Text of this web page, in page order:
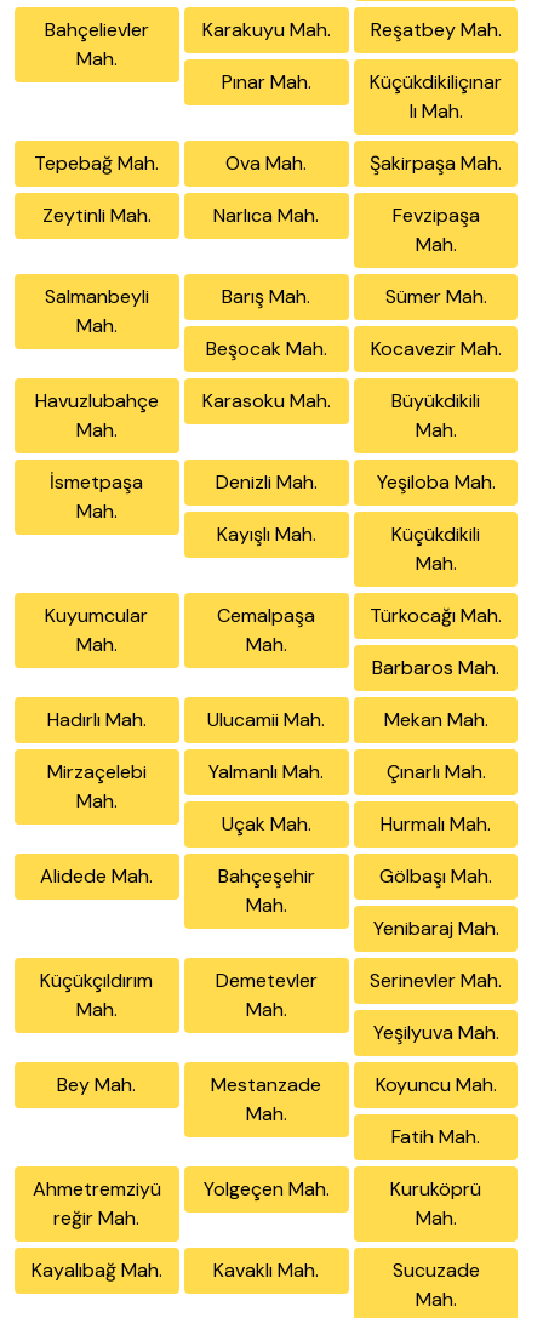
Bahçelievler
Mah.
Karakuyu Mah. Reşatbey Mah.
Pınar Mah.
Küçükdikiliçınar
lı Mah.
Tepebağ Mah. Ova Mah. Şakirpaşa Mah.
Zeytinli Mah. Narlıca Mah.
Fevzipaşa
Mah.
Salmanbeyli
Mah.
Barış Mah. Sümer Mah.
Beşocak Mah. Kocavezir Mah.
Havuzlubahçe
Mah.
Karasoku Mah.
Büyükdikili
Mah.
İsmetpaşa
Mah.
Denizli Mah. Yeşiloba Mah.
Kayışlı Mah.
Küçükdikili
Mah.
Kuyumcular
Mah.
Cemalpaşa
Mah.
Türkocağı Mah.
Barbaros Mah.
Hadırlı Mah. Ulucamii Mah. Mekan Mah.
Mirzaçelebi
Mah.
Yalmanlı Mah. Çınarlı Mah.
Uçak Mah. Hurmalı Mah.
Alidede Mah.
Bahçeşehir
Mah.
Gölbaşı Mah.
Yenibaraj Mah.
Küçükçıldırım
Mah.
Demetevler
Mah.
Serinevler Mah.
Yeşilyuva Mah.
Bey Mah.
Mestanzade
Mah.
Koyuncu Mah.
Fatih Mah.
Ahmetremziyü
reğir Mah.
Yolgeçen Mah.
Kuruköprü
Mah.
Kayalıbağ Mah. Kavaklı Mah.
Sucuzade
Mah.